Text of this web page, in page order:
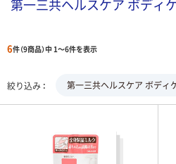
第一三共ヘルスケア ボディ
6件（9商品）中 1～6件を表示
絞り込み 第一三共ヘルスケア ボディ